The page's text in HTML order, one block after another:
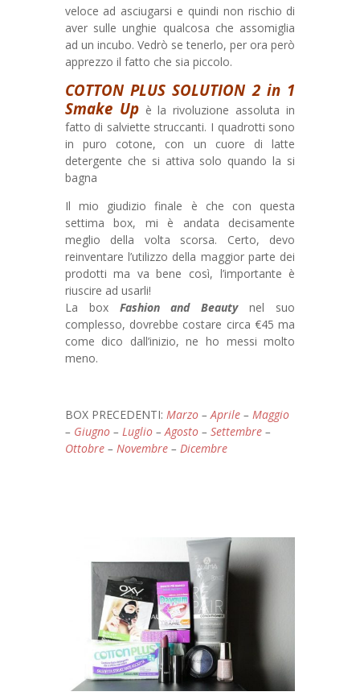
veloce ad asciugarsi e quindi non rischio di
aver sulle unghie qualcosa che assomiglia
ad un incubo. Vedrò se tenerlo, per ora però
apprezzo il fatto che sia piccolo.
COTTON PLUS SOLUTION 2 in 1
Smake Upè la rivoluzione assoluta in
fatto di salviette struccanti. I quadrotti sono
in puro cotone, con un cuore di latte
detergente che si attiva solo quando la si
bagna
Il mio giudizio finale è che con questa
settima box, mi è andata decisamente
meglio della volta scorsa. Certo, devo
reinventare l’utilizzo della maggior parte dei
prodotti ma va bene così, l’importante è
riuscire ad usarli!
La box Fashion and Beautynel suo
complesso, dovrebbe costare circa €45 ma
come dico dall’inizio, ne ho messi molto
meno.
BOX PRECEDENTI: Marzo–Aprile– Maggio
– Giugno– Luglio–Agosto– Settembre–
Ottobre– Novembre– Dicembre